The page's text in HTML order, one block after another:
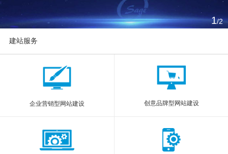
案例分享
解决方案
新闻动态
1/2
建站服务
企业营销型网站建设 创意品牌型网站建设